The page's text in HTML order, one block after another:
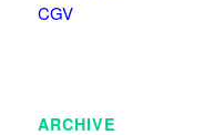
CGV
ARCHIVE